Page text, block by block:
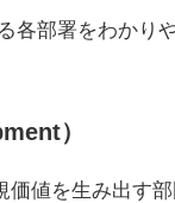
各部署をわかり
）
価値を生み出す部